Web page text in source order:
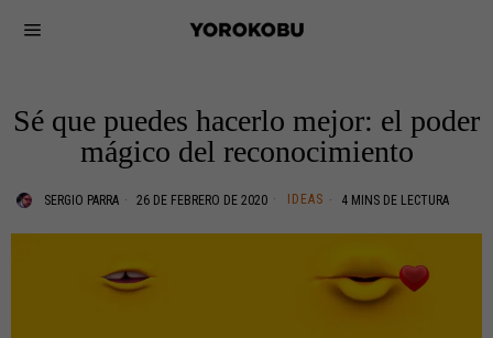
Sé que puedes hacerlo mejor: el poder
mágico del reconocimiento
SERGIO PARRA 26 DE FEBRERO DE 2020 IDEAS 4 MINS DE LECTURA